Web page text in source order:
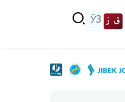
ق ز ЎЗ